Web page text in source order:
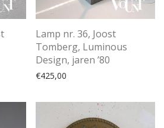
Lamp nr. 36, Joost
Tomberg, Luminous
Design, jaren ’80
€425,00